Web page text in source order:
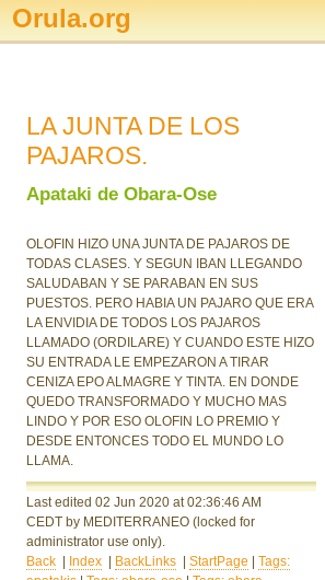
Orula.org
LA JUNTA DE LOS
PAJAROS.
Apataki de Obara-Ose
OLOFIN HIZO UNA JUNTA DE PAJAROS DE
TODAS CLASES. Y SEGUN IBAN LLEGANDO
SALUDABAN Y SE PARABAN EN SUS
PUESTOS. PERO HABIA UN PAJARO QUE ERA
LA ENVIDIA DE TODOS LOS PAJAROS
LLAMADO (ORDILARE) Y CUANDO ESTE HIZO
SU ENTRADA LE EMPEZARON A TIRAR
CENIZA EPO ALMAGRE Y TINTA. EN DONDE
QUEDO TRANSFORMADO Y MUCHO MAS
LINDO Y POR ESO OLOFIN LO PREMIO Y
DESDE ENTONCES TODO EL MUNDO LO
LLAMA.
Last edited 02 Jun 2020at 02:36:46 AM
CEDTby MEDITERRANEO(locked for
administrator use only).
Back | Index | BackLinks |StartPage |Tags: